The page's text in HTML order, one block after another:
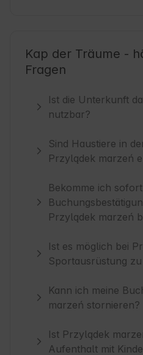
Kap der Träume -
Fragen
Ist die Unterkunft
nutzbar?
Sind Haustiere in
Przylądek marzeń
Bekomme ich
Przylądek marzeń
Ist es möglich bei
Sportausrüstung
Kann ich meine
marzeń stornieren?
Ist Przylądek
Aufenthalt mit